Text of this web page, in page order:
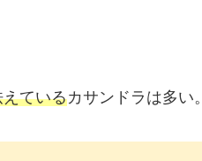
えているカサンドラは多い。